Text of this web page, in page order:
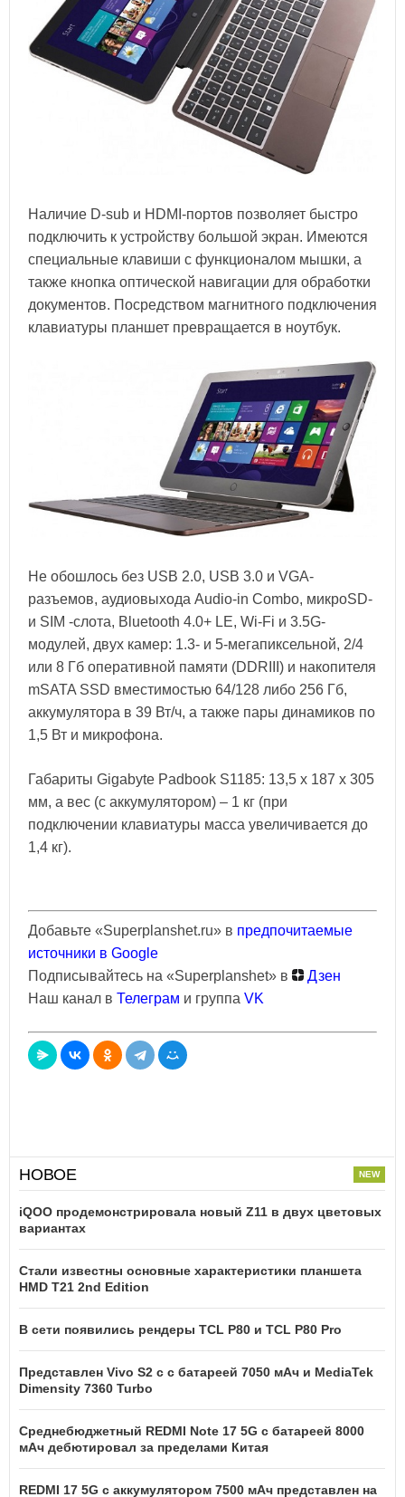
Наличие D-sub и HDMI-портов позволяет быстро
подключить к устройству большой экран. Имеются
специальные клавиши с функционалом мышки, а
также кнопка оптической навигации для обработки
документов. Посредством магнитного подключения
клавиатуры планшет превращается в ноутбук.
Не обошлось без USB 2.0, USB 3.0 и VGA-
разъемов, аудиовыхода Audio-in Combo, микроSD-
и SIM -слота, Bluetooth 4.0+ LE, Wi-Fi и 3.5G-
модулей, двух камер: 1.3- и 5-мегапиксельной, 2/4
или 8 Гб оперативной памяти (DDRIII) и накопителя
mSATA SSD вместимостью 64/128 либо 256 Гб,
аккумулятора в 39 Вт/ч, а также пары динамиков по
1,5 Вт и микрофона.
Габариты Gigabyte Padbook S1185: 13,5 x 187 x 305
мм, а вес (с аккумулятором) – 1 кг (при
подключении клавиатуры масса увеличивается до
1,4 кг).
Добавьте «Superplanshet.ru» в предпочитаемые
источники в Google
Подписывайтесь на «Superplanshet» в
Дзен
Наш канал в Телеграм и группа VK
НОВОЕ
iQOO продемонстрировала новый Z11 в двух цветовых
вариантах
Стали известны основные характеристики планшета
HMD T21 2nd Edition
В сети появились рендеры TCL P80 и TCL P80 Pro
Представлен Vivo S2 с с батареей 7050 мАч и MediaTek
Dimensity 7360 Turbo
Среднебюджетный REDMI Note 17 5G с батареей 8000
мАч дебютировал за пределами Китая
REDMI 17 5G c аккумулятором 7500 мАч представлен на